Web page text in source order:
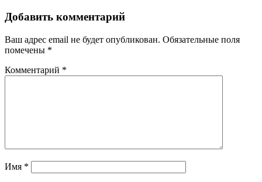
Добавить комментарий
Ваш адрес email не будет опубликован. Обязательные поля
помечены *
Комментарий *
Имя *